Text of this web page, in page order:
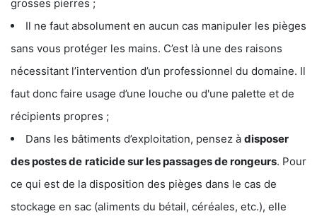
grosses pierres ;
Il ne faut absolument en aucun cas manipuler les pièges
sans vous protéger les mains. C’est là une des raisons
nécessitant l’intervention d’un professionnel du domaine. Il
faut donc faire usage d’une louche ou d'une palette et de
récipients propres ;
Dans les bâtiments d’exploitation, pensez à disposer
des postes de raticide sur les passages de rongeurs. Pour
ce qui est de la disposition des pièges dans le cas de
stockage en sac (aliments du bétail, céréales, etc.), elle